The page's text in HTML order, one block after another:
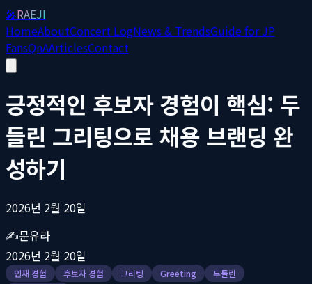
🎤RAEJI
HomeAboutConcert LogNews & TrendsGuide for JP
FansQnAArticlesContact
긍정적인 후보자 경험이 핵심: 두
들린 그리팅으로 채용 브랜딩 완
성하기
2026년 2월 20일
✍️문유라
2026년 2월 20일
인재 경험 후보자 경험 그리팅 Greeting
두들린